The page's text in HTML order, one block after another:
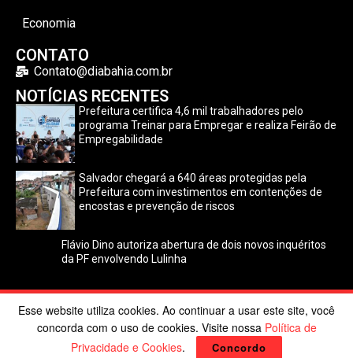
Economia
CONTATO
Contato@diabahia.com.br
NOTÍCIAS RECENTES
Prefeitura certifica 4,6 mil trabalhadores pelo
programa Treinar para Empregar e realiza Feirão de
Empregabilidade
Salvador chegará a 640 áreas protegidas pela
Prefeitura com investimentos em contenções de
encostas e prevenção de riscos
Flávio Dino autoriza abertura de dois novos inquéritos
da PF envolvendo Lulinha
©2024 Dia Bahia. Todos os direitos reservados | Desenvolvido
porPoppy Sites.
Esse website utiliza cookies. Ao continuar a usar este site, você
concorda com o uso de cookies. Visite nossa Política de
Privacidade e Cookies. Concordo